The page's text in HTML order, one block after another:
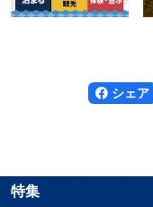
シェア
特集